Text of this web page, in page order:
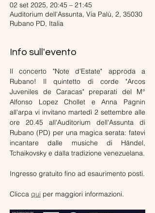
02 set 2025, 20:45 – 21:45
Auditorium dell'Assunta, Via Palù, 2, 35030
Rubano PD, Italia
Info sull'evento
Il concerto "Note d'Estate" approda a
Rubano! Il quintetto di corde "Arcos
Juveniles de Caracas" preparati del M°
Alfonso Lopez Chollet e Anna Pagnin
all'arpa vi invitano martedì 2 settembre alle
ore 20.45 all'Auditorium dell'Assunta di
Rubano (PD) per una magica serata: fatevi
incantare dalle musiche di Händel,
Tchaikovsky e dalla tradizione venezuelana.
Ingresso gratuito fino ad esaurimento posti.
Clicca qui per maggiori informazioni.